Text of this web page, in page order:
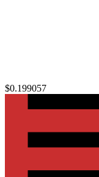
$0.199057